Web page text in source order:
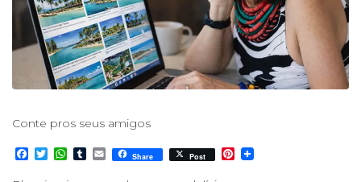
Conte pros seus amigos
F
T
W
T
E
m
Share Post
P